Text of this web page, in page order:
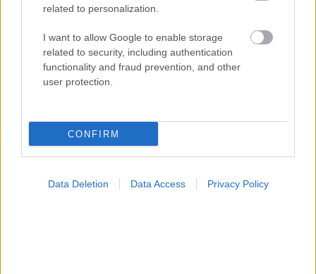
related to personalization.
I want to allow Google to enable storage
related to security, including authentication
functionality and fraud prevention, and other
user protection.
CONFIRM
Data Deletion Data Access Privacy Policy